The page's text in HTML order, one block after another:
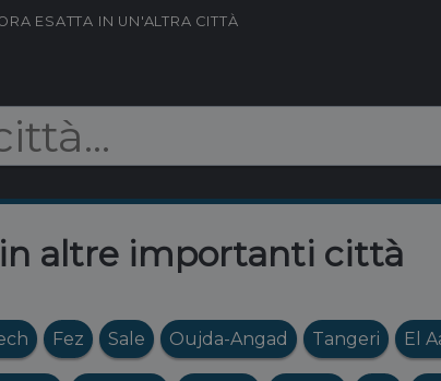
ESATTA IN UN'ALTRA CITTÀ
altre importanti città
Fez Sale Oujda-Angad Tangeri El